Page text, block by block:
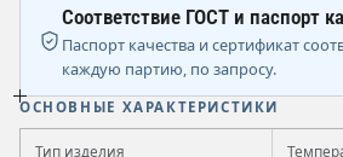
Соответствие ГОСТ и паспорт
Паспорт качества и сертификат
каждую партию, по запросу.
ОСНОВНЫЕ ХАРАКТЕРИСТИКИ
Тип изделия